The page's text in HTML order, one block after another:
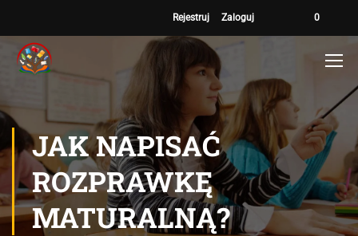
Rejestruj Zaloguj 0
JAK NAPISAĆ
ROZPRAWKĘ
MATURALNĄ?